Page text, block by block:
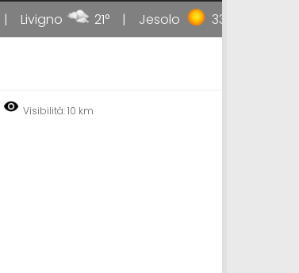
Livigno 21° Jesolo 33°
Visibilità: 10 km